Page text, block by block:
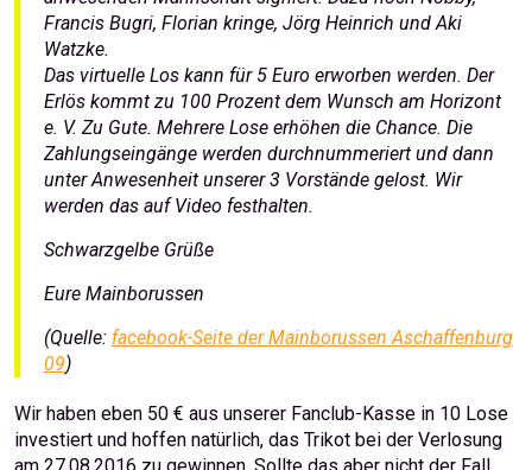
Francis Bugri, Florian kringe, Jörg Heinrich und Aki
Watzke.
Das virtuelle Los kann für 5 Euro erworben werden. Der
Erlös kommt zu 100 Prozent dem Wunsch am Horizont
e. V. Zu Gute. Mehrere Lose erhöhen die Chance. Die
Zahlungseingänge werden durchnummeriert und dann
unter Anwesenheit unserer 3 Vorstände gelost. Wir
werden das auf Video festhalten.
Schwarzgelbe Grüße
Eure Mainborussen
(Quelle: facebook-Seite der Mainborussen Aschaffenburg
09)
Wir haben eben 50 € aus unserer Fanclub-Kasse in 10 Lose
investiert und hoffen natürlich, das Trikot bei der Verlosung